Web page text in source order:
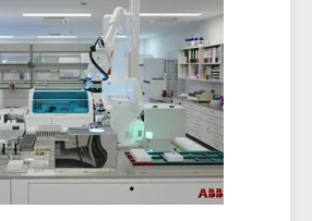
efeito para o futuro. Além
um link para cancelar a
correspondente.